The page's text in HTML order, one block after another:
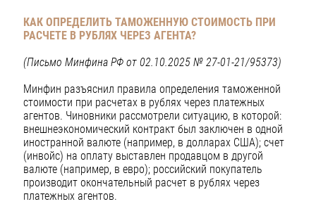
КАК ОПРЕДЕЛИТЬ ТАМОЖЕННУЮ СТОИМОСТЬ ПРИ
РАСЧЕТЕ В РУБЛЯХ ЧЕРЕЗ АГЕНТА?
(Письмо Минфина РФ от 02.10.2025 № 27-01-21/95373)
Минфин разъяснил правила определения таможенной
стоимости при расчетах в рублях через платежных
агентов. Чиновники рассмотрели ситуацию, в которой:
внешнеэкономический контракт был заключен в одной
иностранной валюте (например, в долларах США); счет
(инвойс) на оплату выставлен продавцом в другой
валюте (например, в евро); российский покупатель
производит окончательный расчет в рублях через
платежных агентов.